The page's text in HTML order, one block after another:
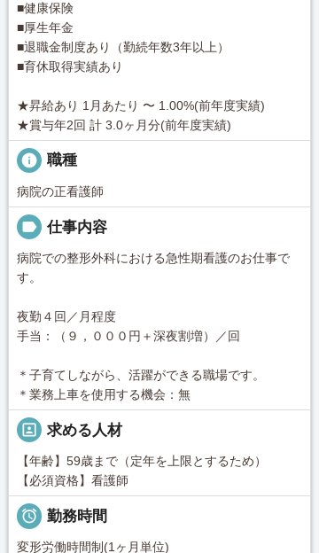
■健康保険
■厚生年金
■退職金制度あり（勤続年数3年以上）
■育休取得実績あり
★昇給あり 1月あたり 〜 1.00%(前年度実績)
★賞与年2回 計 3.0ヶ月分(前年度実績)
info 職種
病院の正看護師
label 仕事内容
病院での整形外科における急性期看護のお仕事で
す。
夜勤４回／月程度
手当：（９，０００円＋深夜割増）／回
＊子育てしながら、活躍ができる職場です。
＊業務上車を使用する機会：無
portrait 求める人材
【年齢】59歳まで（定年を上限とするため）
【必須資格】看護師
 勤務時間
変形労働時間制(1ヶ月単位)